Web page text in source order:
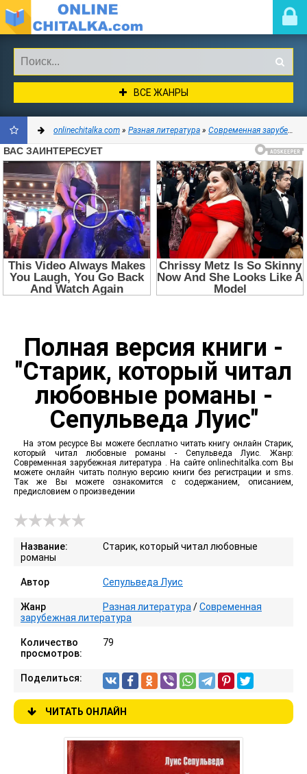
ВСЕ ЖАНРЫ
ДОБАВИТЬ
В
ЗАКЛАДКИ
onlinechitalka.com » Разная литература » Современная зарубежная литература
Полная версия книги -
"Старик, который читал
любовные романы -
Сепульведа Луис"
На этом ресурсе Вы можете бесплатно читать книгу онлайн Старик,
который читал любовные романы - Сепульведа Луис. Жанр:
Современная зарубежная литература . На сайте onlinechitalka.com Вы
можете онлайн читать полную версию книги без регистрации и sms.
Так же Вы можете ознакомится с содержанием, описанием,
предисловием о произведении
Название:
Старик, который читал любовные
романы
Автор Сепульведа Луис
Жанр Разная литература /Современная
зарубежная литература
Количество
просмотров:
79
Поделиться:
ЧИТАТЬ ОНЛАЙН